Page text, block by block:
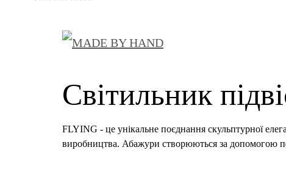
Світильник
FLYING - це унікальне поєднання скульптурної
виробництва. Абажури створюються за допомогою